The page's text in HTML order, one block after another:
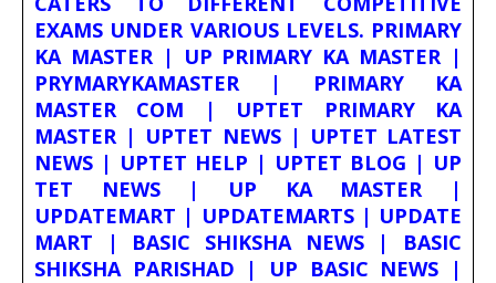
EXAMS UNDER VARIOUS LEVELS. PRIMARY
KA MASTER | UP PRIMARY KA MASTER |
PRYMARYKAMASTER | PRIMARY KA
MASTER COM | UPTET PRIMARY KA
MASTER | UPTET NEWS | UPTET LATEST
NEWS | UPTET HELP | UPTET BLOG | UP
TET NEWS | UP KA MASTER |
UPDATEMART | UPDATEMARTS | UPDATE
MART | BASIC SHIKSHA NEWS | BASIC
SHIKSHA PARISHAD | UP BASIC NEWS |